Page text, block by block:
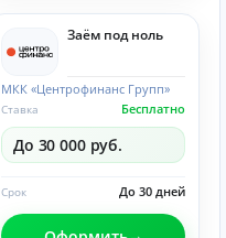
Заём под ноль
МКК «Центрофинанс Групп»
Бесплатно
Ставка
До 30 000 руб.
До 30 дней
Срок